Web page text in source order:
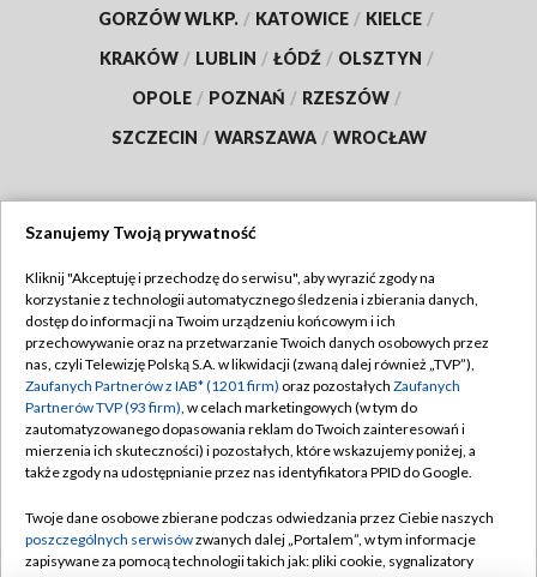
GORZÓW WLKP. / KATOWICE / KIELCE /
KRAKÓW / LUBLIN / ŁÓDŹ / OLSZTYN /
OPOLE / POZNAŃ / RZESZÓW /
SZCZECIN / WARSZAWA / WROCŁAW
TVP
Abonament TVP
Emisja w TVP
Centrum informacji TVP
Naziemna Telewizja Cyfrowa
Rada Programowa
Regulamin TVP
Polityka prywatności
Moje zgody
Pomoc
Kontakt
Szanujemy Twoją prywatność
Kliknij "Akceptuję i przechodzę do serwisu", aby wyrazić zgody na
korzystanie z technologii automatycznego śledzenia i zbierania danych,
dostęp do informacji na Twoim urządzeniu końcowym i ich
przechowywanie oraz na przetwarzanie Twoich danych osobowych przez
nas, czyli Telewizję Polską S.A. w likwidacji (zwaną dalej również „TVP”),
Zaufanych Partnerów z IAB* (1201 firm) oraz pozostałych Zaufanych
Partnerów TVP (93 firm), w celach marketingowych (w tym do
zautomatyzowanego dopasowania reklam do Twoich zainteresowań i
mierzenia ich skuteczności) i pozostałych, które wskazujemy poniżej, a
także zgody na udostępnianie przez nas identyfikatora PPID do Google.
Twoje dane osobowe zbierane podczas odwiedzania przez Ciebie naszych
poszczególnych serwisówzwanych dalej „Portalem”, w tym informacje
zapisywane za pomocą technologii takich jak: pliki cookie, sygnalizatory